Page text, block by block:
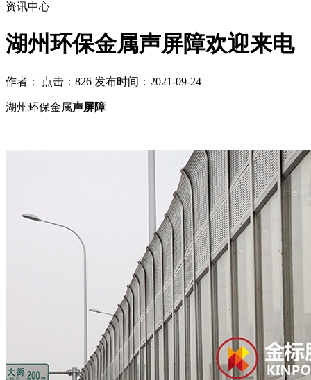
资讯中心
湖州环保金属声屏障欢迎来电
作者： 点击：826 发布时间：2021-09-24
湖州环保金属声屏障